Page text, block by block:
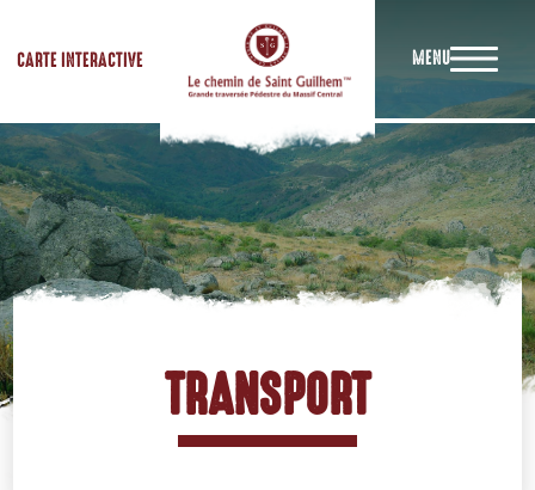
CARTE INTERACTIVE MENU
TRANSPORT